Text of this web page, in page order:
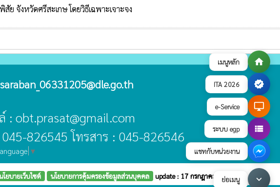
เมนูหลัก home
ITA 2026 verified
e-Service desktop_windows
ระบบ egp view_list
แชทกับหน่วยงาน
ย่อเมนู keyboard_arrow_down
จังหวัดศรีสะเกษ โดยวิธีเฉพาะเจาะจง
saraban_06331205@dle.go.th
: obt.prasat@gmail.com
826545 โทรสาร : 045-826546
▼
โยบายเว็บไซต์ นโยบายการคุ้มครองข้อมูลส่วนบุคคล update : 17 กรกฎาคม 2569